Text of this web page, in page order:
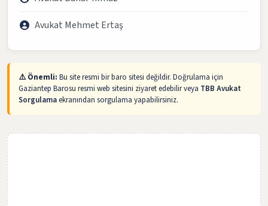
Avukat Mehmet Ertaş
⚠️ Önemli: Bu site resmi bir baro sitesi değildir. Doğrulama için
Gaziantep Barosu resmi web sitesini ziyaret edebilir veya TBB Avukat
Sorgulamaekranından sorgulama yapabilirsiniz.